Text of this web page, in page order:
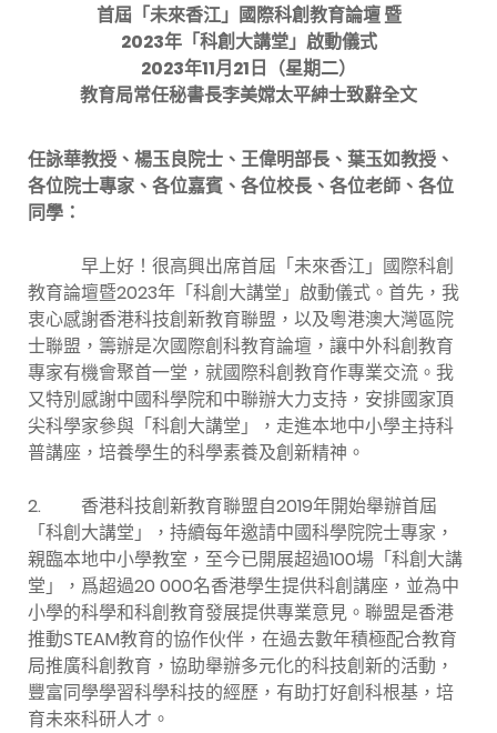
首屆「未來香江」國際科創教育論壇 暨
2023年「科創大講堂」啟動儀式
2023年11月21日（星期二）
教育局常任秘書長李美嫦太平紳士致辭全文
任詠華教授、楊玉良院士、王偉明部長、葉玉如教授、
各位院士專家、各位嘉賓、各位校長、各位老師、各位
同學：
早上好！很高興出席首屆「未來香江」國際科創
教育論壇暨2023年「科創大講堂」啟動儀式。首先，我
衷心感謝香港科技創新教育聯盟，以及粵港澳大灣區院
士聯盟，籌辦是次國際創科教育論壇，讓中外科創教育
專家有機會聚首一堂，就國際科創教育作專業交流。我
又特別感謝中國科學院和中聯辦大力支持，安排國家頂
尖科學家參與「科創大講堂」，走進本地中小學主持科
普講座，培養學生的科學素養及創新精神。
2. 香港科技創新教育聯盟自2019年開始舉辦首屆
「科創大講堂」，持續每年邀請中國科學院院士專家，
親臨本地中小學教室，至今已開展超過100場「科創大講
堂」，爲超過20 000名香港學生提供科創講座，並為中
小學的科學和科創教育發展提供專業意見。聯盟是香港
推動STEAM教育的協作伙伴，在過去數年積極配合教育
局推廣科創教育，協助舉辦多元化的科技創新的活動，
豐富同學學習科學科技的經歷，有助打好創科根基，培
育未來科研人才。